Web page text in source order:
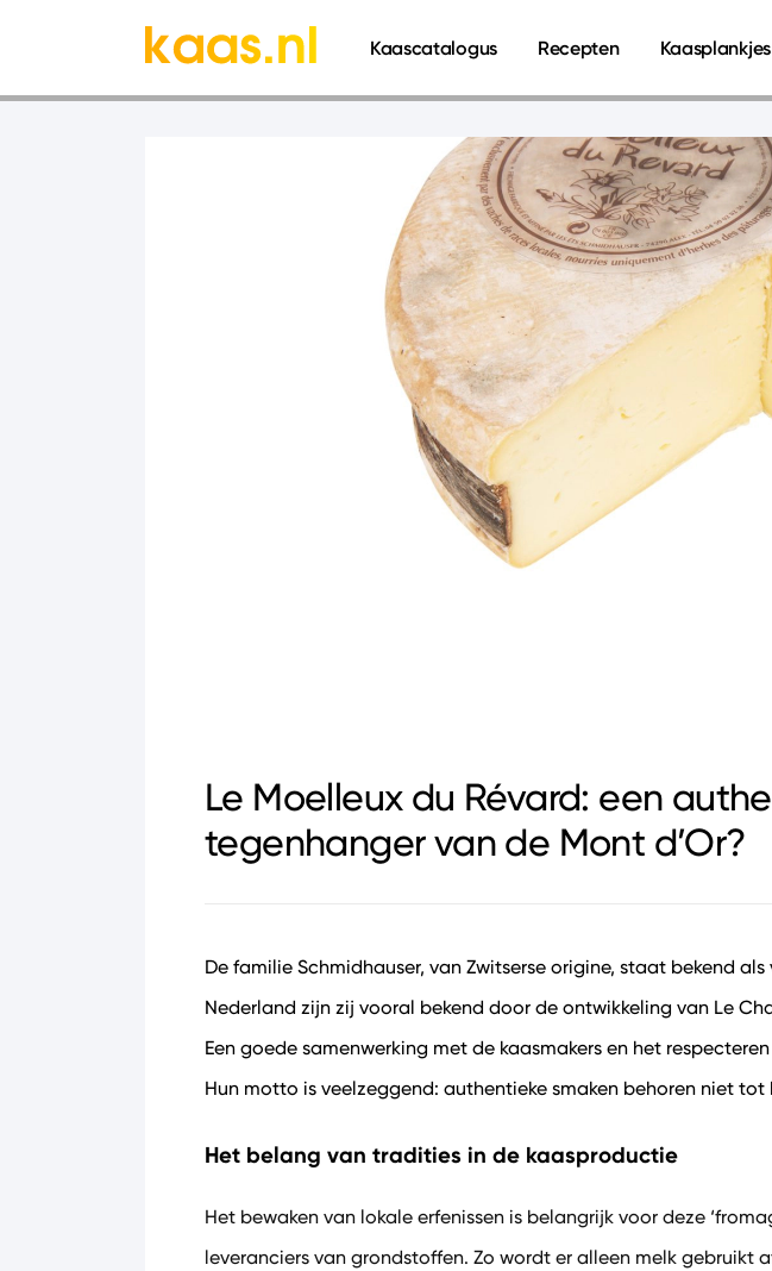
Kaascatalogus Recepten Kaasplankjes
Le Moelleux du Révard: een
tegenhanger van de Mont d’Or?
De familie Schmidhauser, van Zwitserse origine, staat bekend
Nederland zijn zij vooral bekend door de ontwikkeling van Le
Een goede samenwerking met de kaasmakers en het
Hun motto is veelzeggend: authentieke smaken behoren niet
Het belang van tradities in de kaasproductie
Het bewaken van lokale erfenissen is belangrijk voor deze
leveranciers van grondstoffen. Zo wordt er alleen melk gebruikt